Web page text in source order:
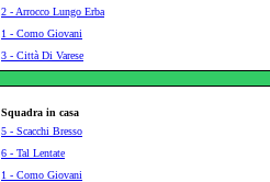
2 - Arrocco Lungo Erba
1 - Como Giovani
3 - Città Di Varese
Squadra in casa
5 - Scacchi Bresso
6 - Tal Lentate
1 - Como Giovani